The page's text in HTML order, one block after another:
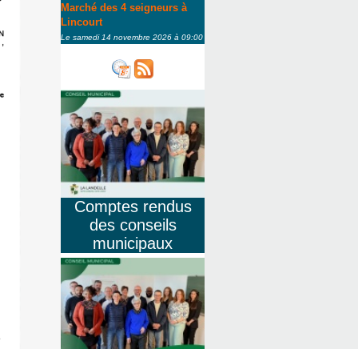
Marché des 4 seigneurs à
Lincourt
Le samedi 14 novembre 2026 à 09:00
Comptes rendus
des conseils
municipaux